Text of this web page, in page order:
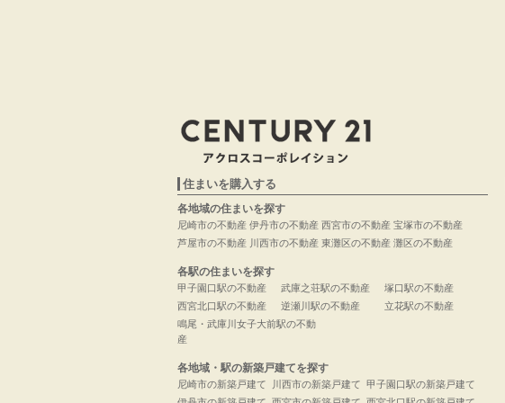
住まいを購入する
各地域の住まいを探す
尼崎市の不動産
芦屋市の不動産
伊丹市の不動産
川西市の不動産
西宮市の不動産
東灘区の不動産
宝塚市の不動産
灘区の不動産
各駅の住まいを探す
甲子園口駅の不動産
西宮北口駅の不動産
武庫之荘駅の不動産
逆瀬川駅の不動産
塚口駅の不動産
立花駅の不動産
鳴尾・武庫川女子大前駅の不動
産
各地域・駅の新築戸建てを探す
尼崎市の新築戸建て
川西市の新築戸建て 甲子園口駅の新築戸建て